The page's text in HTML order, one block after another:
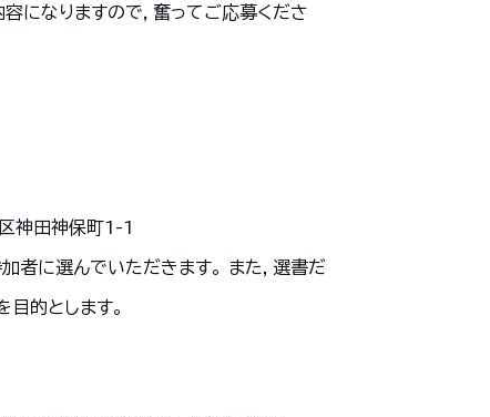
になりますので，奮ってご応募くださ
神田神保町1-1
に選んでいただきます。 また，選書だ
的とします。